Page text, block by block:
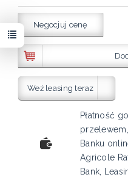
Negocjuj cenę
Weź leasing teraz
Płatność
Banku
Agricole
Bank,